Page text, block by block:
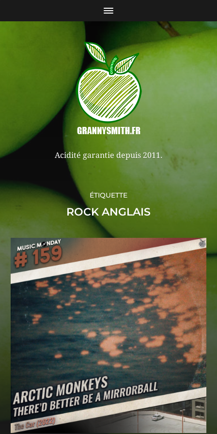
Acidité garantie depuis 2011.
ÉTIQUETTE
ROCK ANGLAIS